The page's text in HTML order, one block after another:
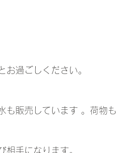
お過ごしください。
も販売しています 。荷物も
相手になります。